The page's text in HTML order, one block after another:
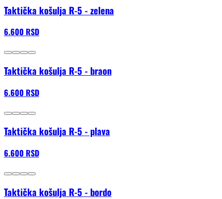
Taktička košulja R-5 - zelena
6.600 RSD
Taktička košulja R-5 - braon
6.600 RSD
Taktička košulja R-5 - plava
6.600 RSD
Taktička košulja R-5 - bordo